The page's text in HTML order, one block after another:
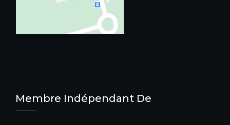
Membre Indépendant De